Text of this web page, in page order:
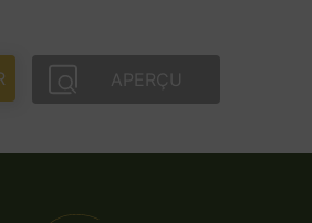
APERÇU